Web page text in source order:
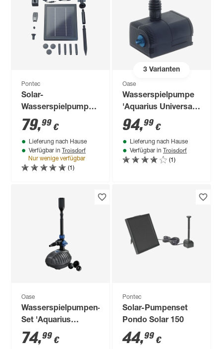
Pontec
Solar-
Wasserspielpumpen-
Set mit Akku
79,99 €
Lieferung nach Hause
Verfügbar in Troisdorf
Nur wenige verfügbar
(1)
3Varianten
Oase
Wasserspielpumpe
'Aquarius Universal'
1.000 l/h
94,99 €
Lieferung nach Hause
Verfügbar in Troisdorf
(1)
Oase
Wasserspielpumpen-
Set 'Aquarius
Fountain Set Classic
2000 E' 2100 l/h
74,99 €
Pontec
Solar-Pumpenset
Pondo Solar 150
44,99 €